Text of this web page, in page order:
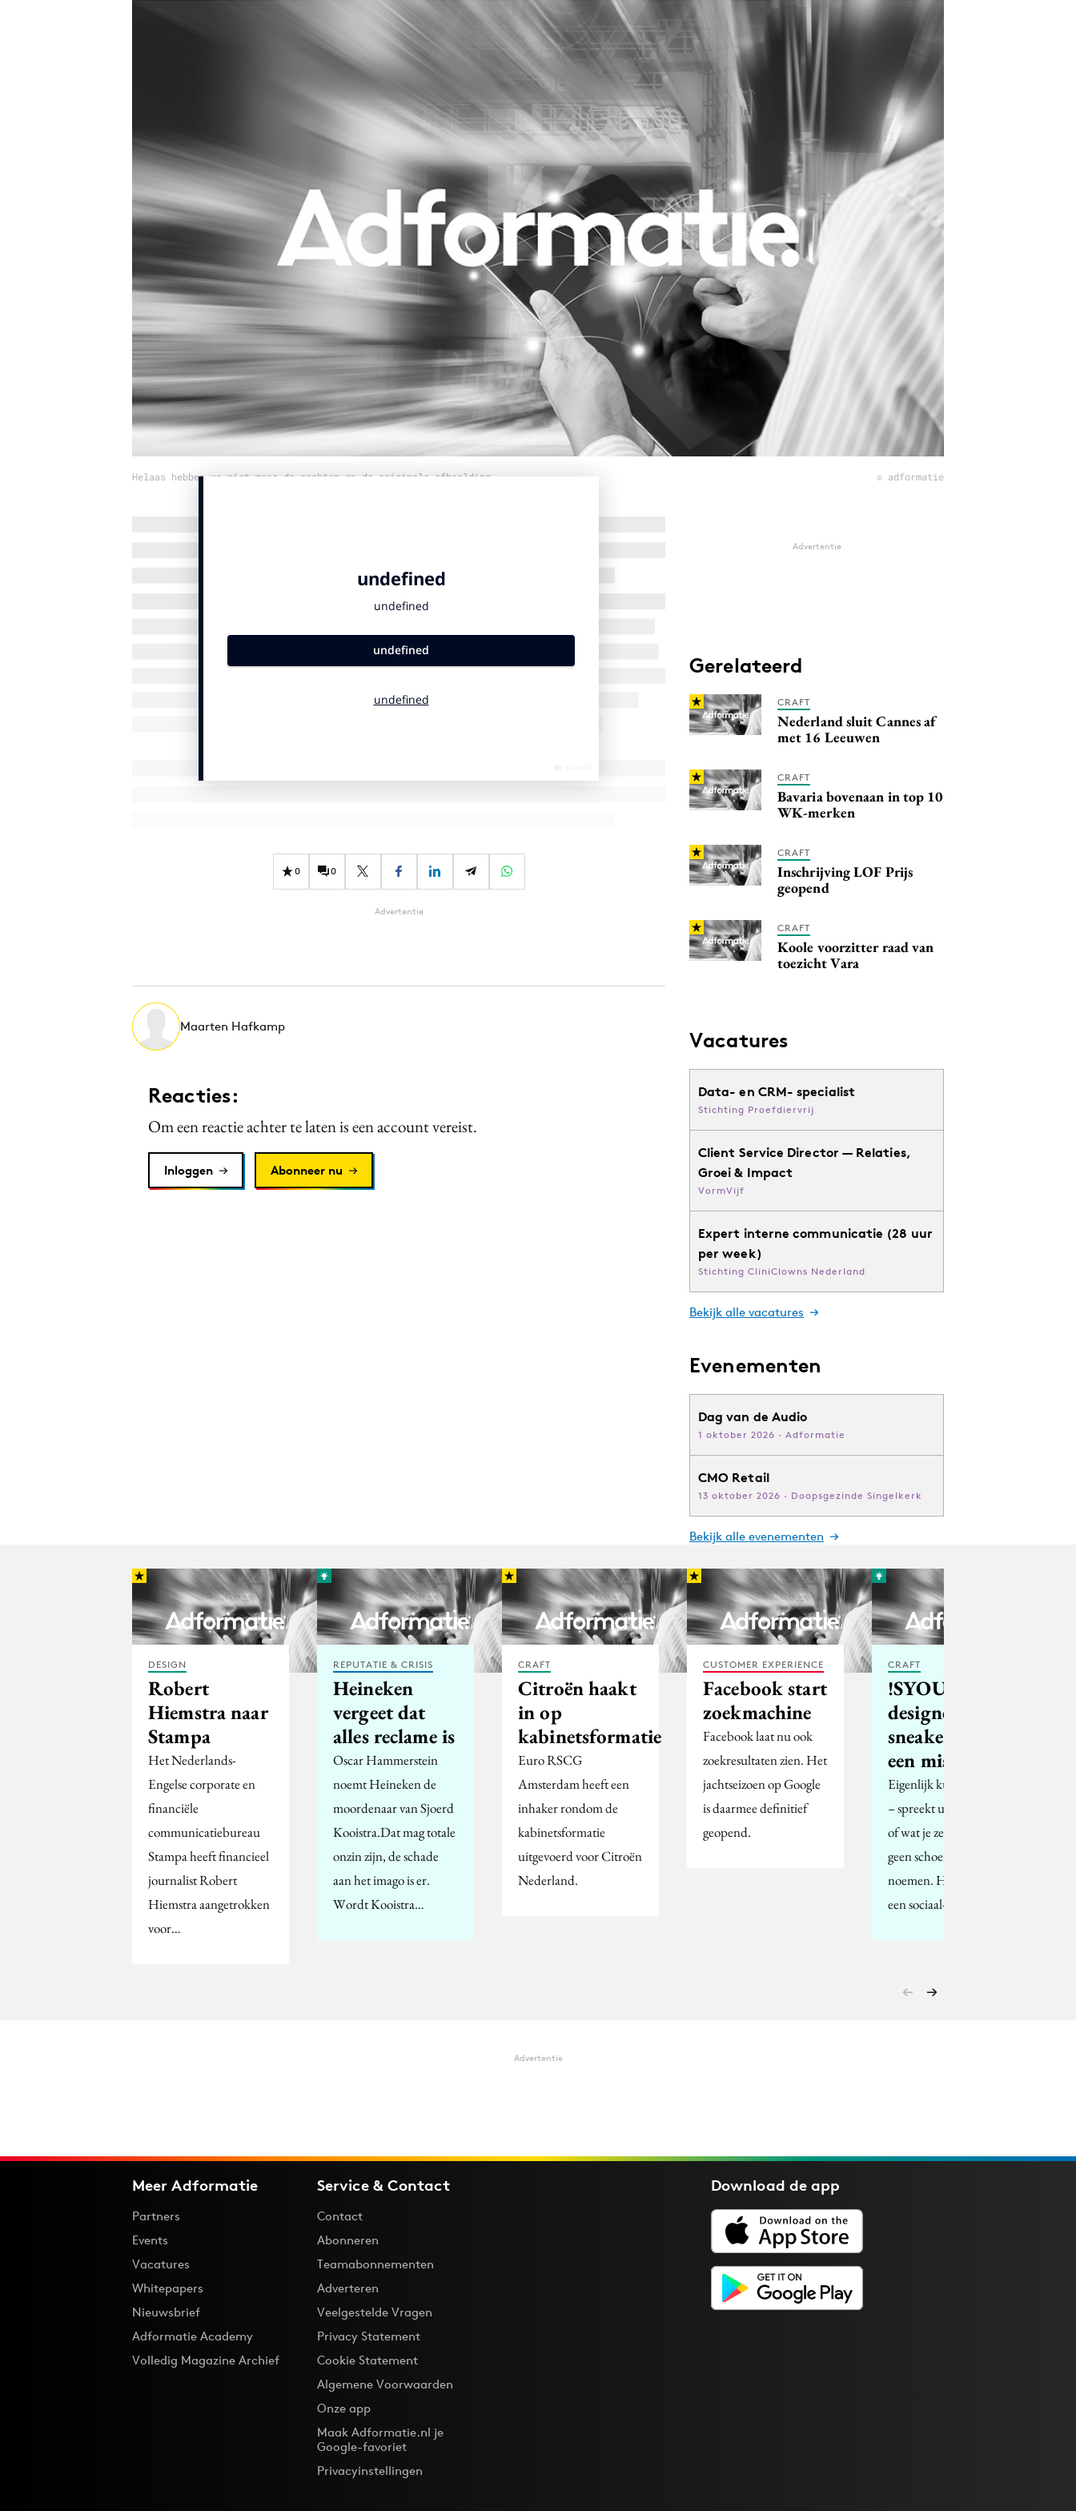
Influencer marketing
Interne communicatie
Purpose Marketing
Reputatie & crisis
Helaas hebben we niet meer de rechten op de originele afbeelding © adformatie
0 0
Advertentie
Maarten Hafkamp
Reacties:
Om een reactie achter te laten is een account vereist.
Inloggen Abonneer nu
Advertentie
Gerelateerd
CRAFT
Nederland sluit Cannes af
met 16 Leeuwen
CRAFT
Bavaria bovenaan in top 10
WK-merken
CRAFT
Inschrijving LOF Prijs
geopend
CRAFT
Koole voorzitter raad van
toezicht Vara
Vacatures
Data- en CRM- specialist
Stichting Proefdiervrij
Client Service Director — Relaties,
Groei & Impact
VormVijf
Expert interne communicatie (28 uur
per week)
Stichting CliniClowns Nederland
Bekijk alle vacatures
Evenementen
Dag van de Audio
1 oktober 2026 · Adformatie
CMO Retail
13 oktober 2026 · Doopsgezinde Singelkerk
Bekijk alle evenementen
DESIGN
Robert
Hiemstra naar
Stampa
Het Nederlands-
Engelse corporate en
financiële
communicatiebureau
Stampa heeft financieel
journalist Robert
Hiemstra aangetrokken
voor…
REPUTATIE & CRISIS
Heineken
vergeet dat
alles reclame is
Oscar Hammerstein
noemt Heineken de
moordenaar van Sjoerd
Kooistra.Dat mag totale
onzin zijn, de schade
aan het imago is er.
Wordt Kooistra…
CRAFT
Citroën haakt
in op
kabinetsformatie
Euro RSCG
Amsterdam heeft een
inhaker rondom de
kabinetsformatie
uitgevoerd voor Citroën
Nederland.
CUSTOMER EXPERIENCE
Facebook start
zoekmachine
Facebook laat nu ook
zoekresultaten zien. Het
jachtseizoen op Google
is daarmee definitief
geopend.
CRAFT
!SYOU: co-
designed
sneakers met
een missie
Eigenlijk kun je !SYOU
– spreekt uit shoe, isyou
of wat je zelf verkiest –
geen schoenenmerk
noemen. Het merk is
een sociaal-creatief…
Advertentie
Meer Adformatie
Partners
Events
Vacatures
Whitepapers
Nieuwsbrief
Adformatie Academy
Volledig Magazine Archief
Service & Contact
Contact
Abonneren
Teamabonnementen
Adverteren
Veelgestelde Vragen
Privacy Statement
Cookie Statement
Algemene Voorwaarden
Onze app
Maak Adformatie.nl je
Google-favoriet
Privacyinstellingen
Download deapp